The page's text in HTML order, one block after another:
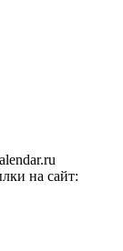
на сайт: